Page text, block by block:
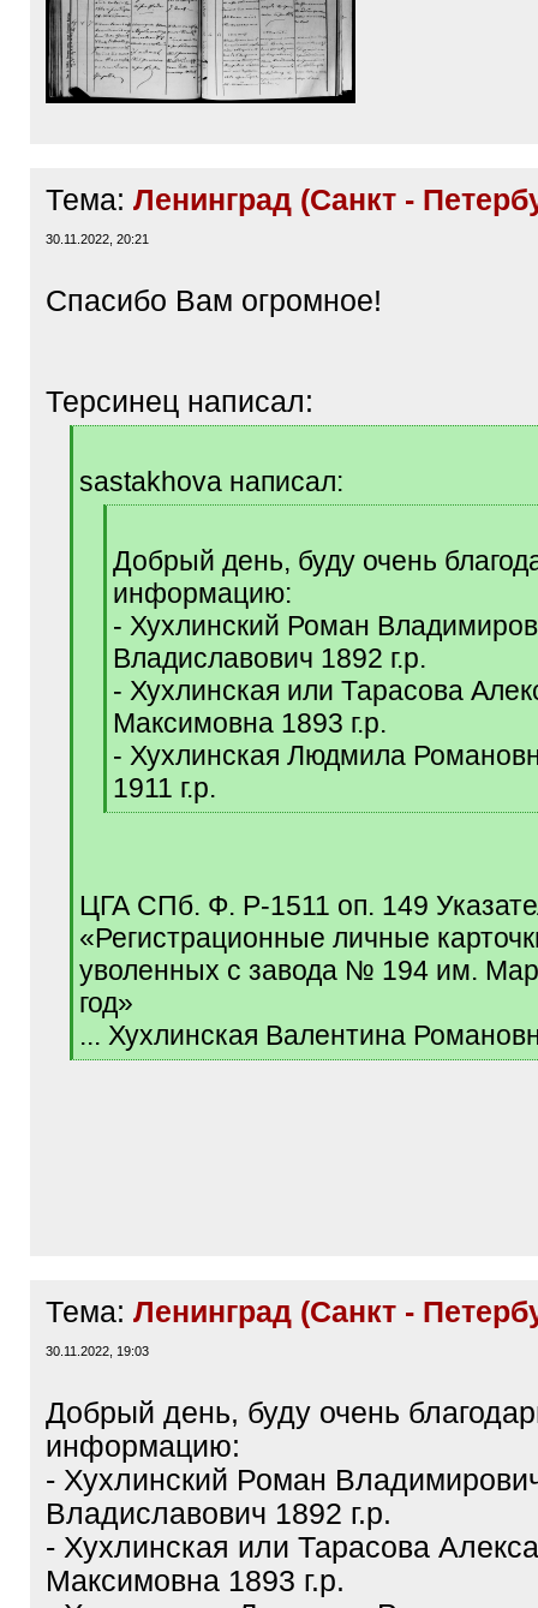
Тема: Ленинград (Санкт -
30.11.2022, 20:21
Спасибо Вам огромное!
Терсинец написал:
]sastakhova написал:
]Добрый день, буду очень
информацию:
- Хухлинский Роман
Владиславович 1892 г.р.
- Хухлинская или Тарасова
Максимовна 1893 г.р.
- Хухлинская Людмила
1911 г.р.
[
ЦГА СПб. Ф. Р-1511 оп. 149
«Регистрационные личные
уволенных с завода № 194 им.
год»
... Хухлинская Валентина
[
Тема: Ленинград (Санкт -
30.11.2022, 19:03
Добрый день, буду очень
информацию:
- Хухлинский Роман
Владиславович 1892 г.р.
- Хухлинская или Тарасова
Максимовна 1893 г.р.